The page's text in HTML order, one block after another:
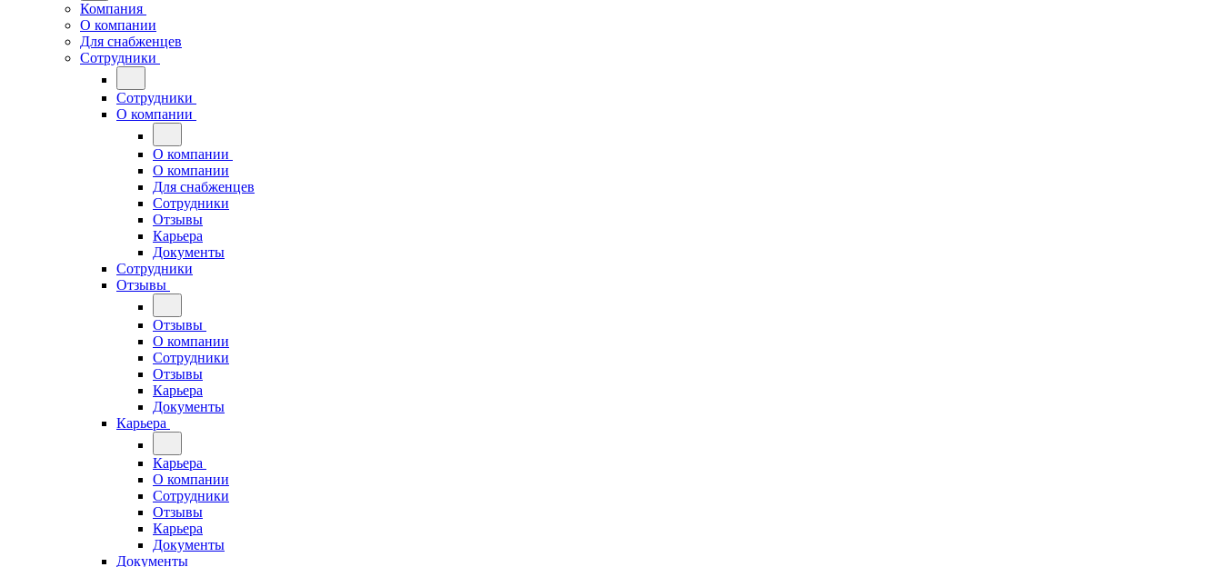
Компания
О компании
Для снабженцев
Сотрудники
Сотрудники
О компании
О компании
О компании
Для снабженцев
Сотрудники
Отзывы
Карьера
Документы
Сотрудники
Отзывы
Отзывы
О компании
Сотрудники
Отзывы
Карьера
Документы
Карьера
Карьера
О компании
Сотрудники
Отзывы
Карьера
Документы
Документы